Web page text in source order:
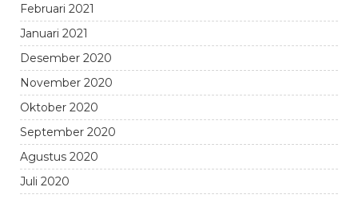
Februari 2021
Januari 2021
Desember 2020
November 2020
Oktober 2020
September 2020
Agustus 2020
Juli 2020